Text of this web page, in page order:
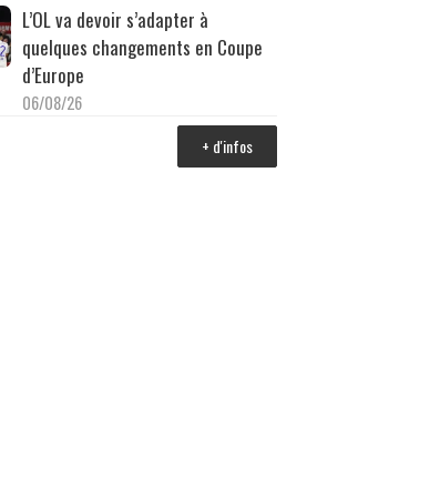
L’OL va devoir s’adapter à
quelques changements en Coupe
d’Europe
06/08/26
+ d'infos